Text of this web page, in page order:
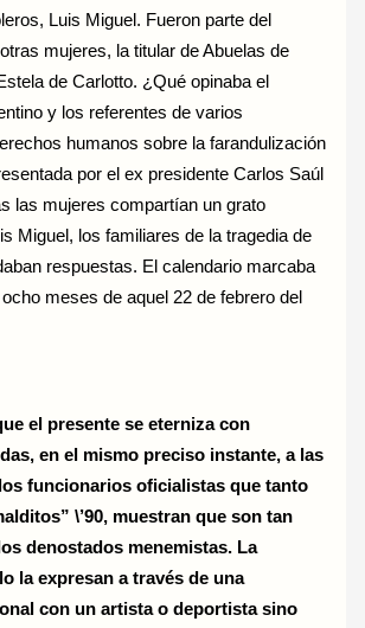
Luis Miguel. Fueron parte del
mujeres, la titular de Abuelas de
de Carlotto. ¿Qué opinaba el
y los referentes de varios
humanos sobre la farandulización
por el ex presidente Carlos Saúl
las mujeres compartían un grato
Miguel, los familiares de la tragedia de
respuestas. El calendario marcaba
meses de aquel 22 de febrero del
el presente se eterniza con
en el mismo preciso instante, a las
funcionarios oficialistas que tanto
\’90, muestran que son tan
denostados menemistas. La
la expresan a través de una
con un artista o deportista sino